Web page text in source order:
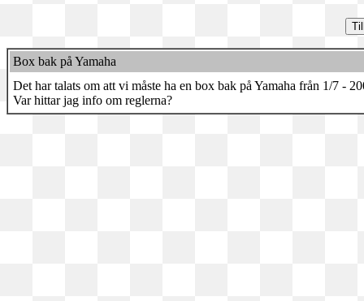
Box bak på Yamaha
Det har talats om att vi måste ha en box bak på Yamaha från 1/7 -
Var hittar jag info om reglerna?